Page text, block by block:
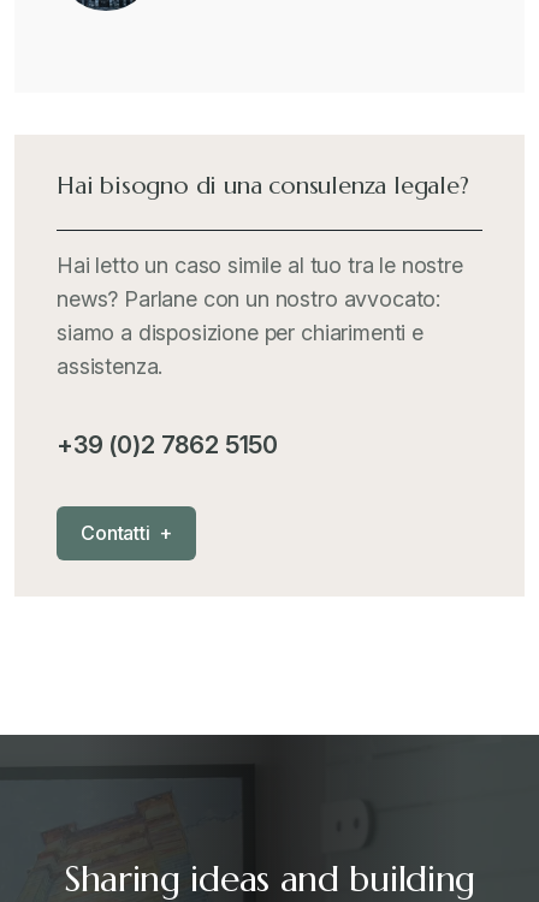
Hai bisogno di una consulenza legale?
Hai letto un caso simile al tuo tra le nostre
news? Parlane con un nostro avvocato:
siamo a disposizione per chiarimenti e
assistenza.
+39 (0)2 7862 5150
Contatti +
Sharing ideas and building